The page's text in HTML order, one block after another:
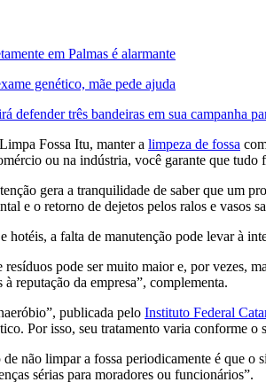
em Palmas é alarmante
genético, mãe pede ajuda
defender três bandeiras em sua campanha
Fossa Itu, manter a limpeza de fossa
ou na indústria, você garante que tudo
gera a tranquilidade de saber que um
e o retorno de dejetos pelos ralos e vasos
hotéis, a falta de manutenção pode levar à
pode ser muito maior e, por vezes,
reputação da empresa”, complementa.
publicada pelo Instituto Federal
Por isso, seu tratamento varia conforme o
não limpar a fossa periodicamente é que o
sérias para moradores ou funcionários”.